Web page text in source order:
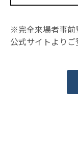
※完全来場者事前
公式サイトよりご